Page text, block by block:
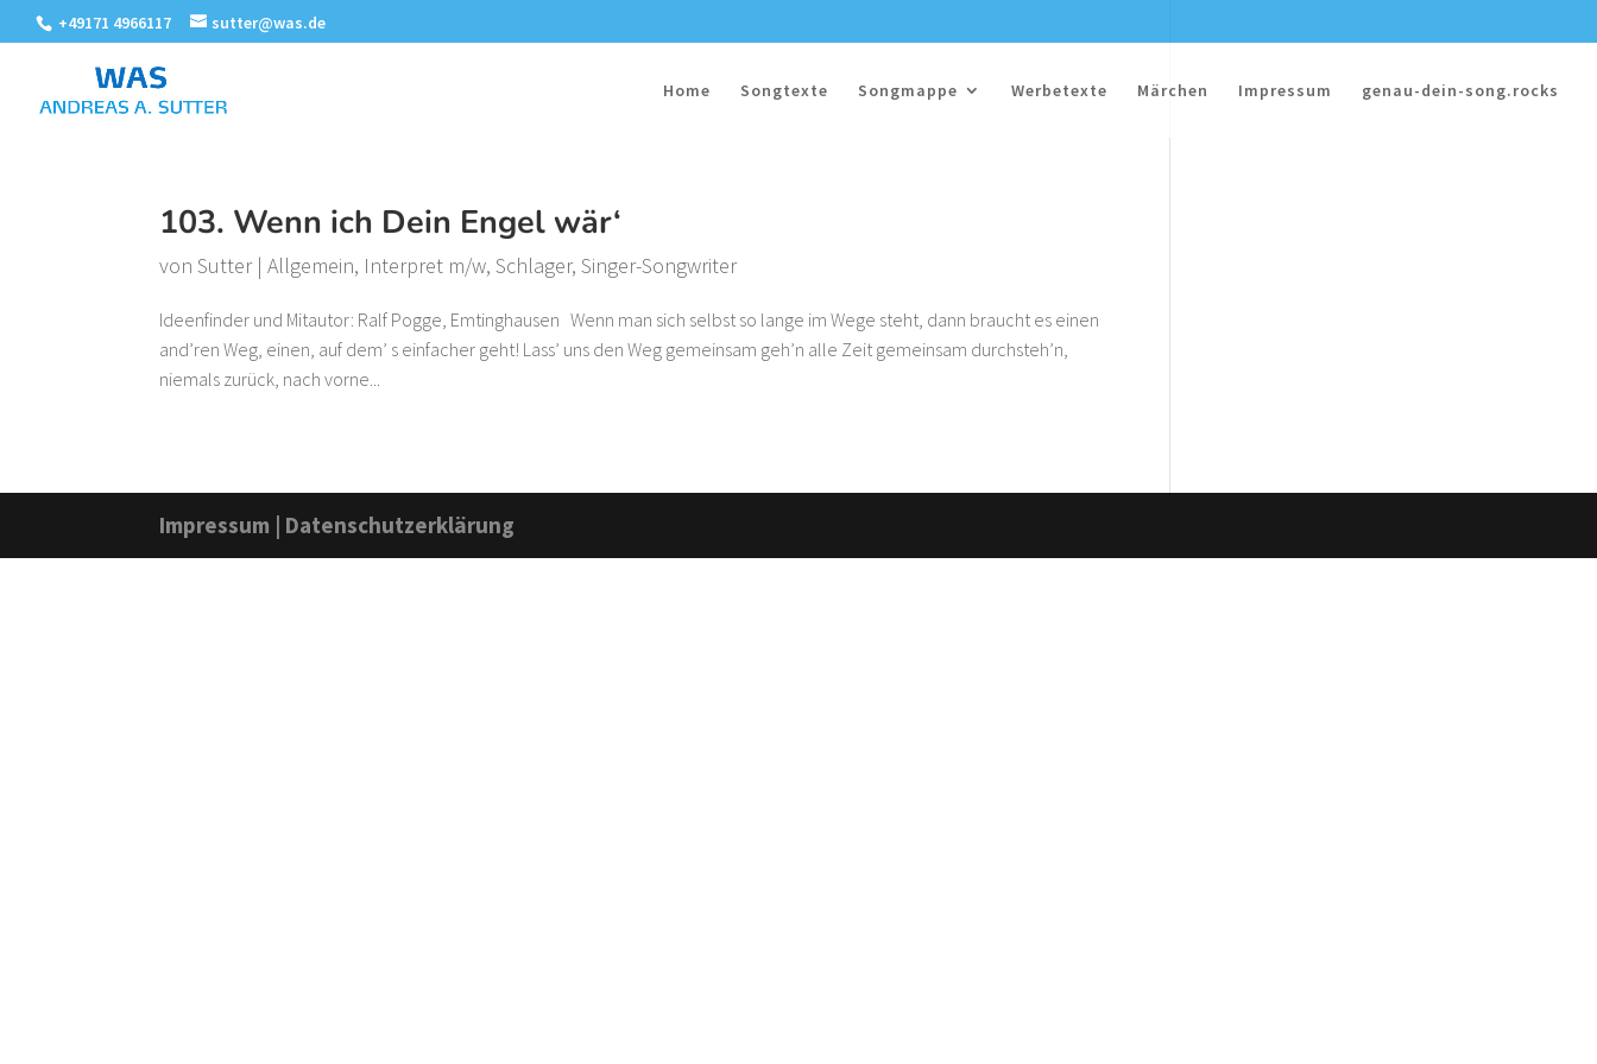
+49171 4966117 sutter@was.de
Home Songtexte Songmappe Werbetexte Märchen Impressum genau-dein-song.rocks
103. Wenn ich Dein Engel wär‘
vonSutter|Allgemein, Interpret m/w,Schlager,Singer-Songwriter
Ideenfinder und Mitautor: Ralf Pogge, Emtinghausen Wenn man sich selbst so lange im Wege steht, dann braucht es einen
and’ren Weg, einen, auf dem’ s einfacher geht! Lass’ uns den Weg gemeinsam geh’n alle Zeit gemeinsam durchsteh’n,
niemals zurück, nach vorne...
Impressum | Datenschutzerklärung